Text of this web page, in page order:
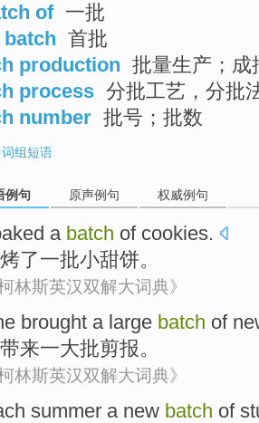
of 一批
首批
production 批量生产；成
process 分批工艺，分批
number 批号；批数
词组短语
例句 原声例句 权威例句
a batch of cookies.
烤了一批小甜饼。
柯林斯英汉双解大词典》
brought a large batch of
带来一大批剪报。
柯林斯英汉双解大词典》
summer a new batch of